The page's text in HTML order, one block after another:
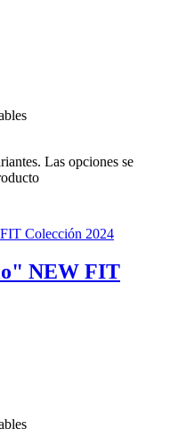
Las opciones se
NEW FIT